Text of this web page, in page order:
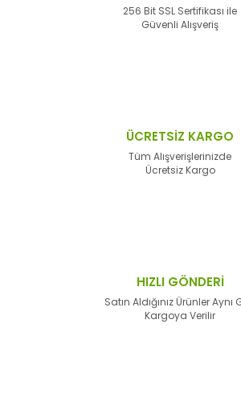
256 Bit SSL Sertifikası ile
Güvenli Alışveriş
ÜCRETSİZ KARGO
Tüm Alışverişlerinizde
Ücretsiz Kargo
HIZLI GÖNDERİ
Satın Aldığınız Ürünler Aynı
Kargoya Verilir